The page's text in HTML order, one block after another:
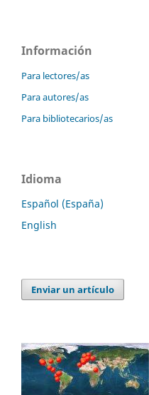
Información
Para lectores/as
Para autores/as
Para bibliotecarios/as
Idioma
Español (España)
English
Enviar un artículo